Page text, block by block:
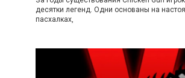
десятки легенд. Одни основаны на
пасхалках,